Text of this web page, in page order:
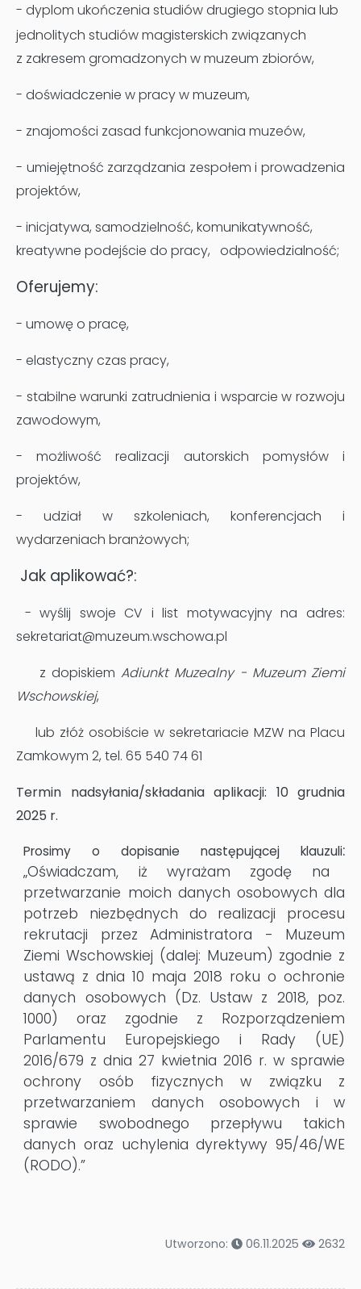
- dyplom ukończenia studiów drugiego stopnia lub
jednolitych studiów magisterskich związanych
z zakresem gromadzonych w muzeum zbiorów,
- doświadczenie w pracy w muzeum,
- znajomości zasad funkcjonowania muzeów,
- umiejętność zarządzania zespołem i prowadzenia
projektów,
- inicjatywa, samodzielność, komunikatywność,
kreatywne podejście do pracy, odpowiedzialność;
Oferujemy:
- umowę o pracę,
- elastyczny czas pracy,
- stabilne warunki zatrudnienia i wsparcie w rozwoju
zawodowym,
- możliwość realizacji autorskich pomysłów i
projektów,
- udział w szkoleniach, konferencjach i
wydarzeniach branżowych;
Jak aplikować?:
- wyślij swoje CV i list motywacyjny na adres:
sekretariat@muzeum.wschowa.pl
z dopiskiemAdiunkt Muzealny - Muzeum Ziemi
Wschowskiej,
lub złóż osobiście w sekretariacie MZW na Placu
Zamkowym 2, tel. 65 540 74 61
Termin nadsyłania/składania aplikacji: 10 grudnia
2025 r.
Prosimy o dopisanie następującej klauzuli:
„Oświadczam, iż wyrażam zgodę na
przetwarzanie moich danych osobowych dla
potrzeb niezbędnych do realizacji procesu
rekrutacji przez Administratora - Muzeum
Ziemi Wschowskiej (dalej: Muzeum) zgodnie z
ustawą z dnia 10 maja 2018 roku o ochronie
danych osobowych (Dz. Ustaw z 2018, poz.
1000) oraz zgodnie z Rozporządzeniem
Parlamentu Europejskiego i Rady (UE)
2016/679 z dnia 27 kwietnia 2016 r. w sprawie
ochrony osób fizycznych w związku z
przetwarzaniem danych osobowych i w
sprawie swobodnego przepływu takich
danych oraz uchylenia dyrektywy 95/46/WE
(RODO).”
Utworzono: 06.11.2025 2632